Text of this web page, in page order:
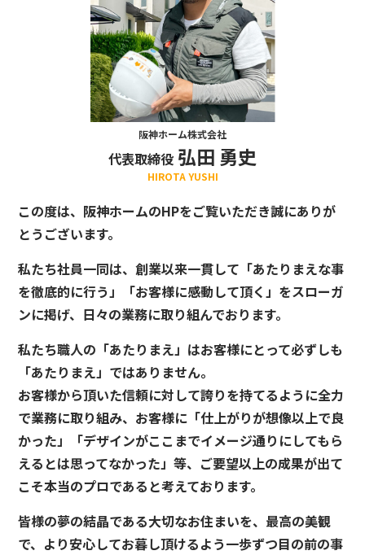
阪神ホーム株式会社
代表取締役 弘田 勇史
HIROTA YUSHI
この度は、阪神ホームのHPをご覧いただき誠にありが
とうございます。
私たち社員一同は、創業以来一貫して「あたりまえな事
を徹底的に行う」「お客様に感動して頂く」をスローガ
ンに掲げ、日々の業務に取り組んでおります。
私たち職人の「あたりまえ」はお客様にとって必ずしも
「あたりまえ」ではありません。
お客様から頂いた信頼に対して誇りを持てるように全力
で業務に取り組み、お客様に「仕上がりが想像以上で良
かった」「デザインがここまでイメージ通りにしてもら
えるとは思ってなかった」等、ご要望以上の成果が出て
こそ本当のプロであると考えております。
皆様の夢の結晶である大切なお住まいを、最高の美観
で、より安心してお暮し頂けるよう一歩ずつ目の前の事